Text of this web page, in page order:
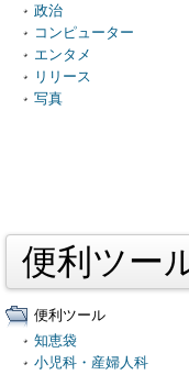
政治
コンピューター
エンタメ
リリース
写真
便利ツー
便利ツール
知恵袋
小児科・産婦人科